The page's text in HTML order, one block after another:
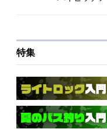
特集